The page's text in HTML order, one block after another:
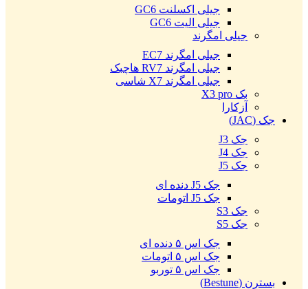
جیلی اکسلنت GC6
جیلی الیت GC6
جیلی امگرند
جیلی امگرند EC7
جیلی امگرند RV7 هاچبک
جیلی امگرند X7 شاسی
بک X3 pro
آزکارا
جک (JAC)
جک J3
جک J4
جک J5
جک J5 دنده ای
جک J5 اتومات
جک S3
جک S5
جک اس ۵ دنده ای
جک اس ۵ اتومات
جک اس ۵ توربو
بسترن (Bestune)